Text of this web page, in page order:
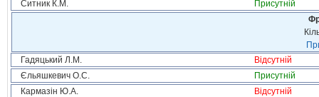
Ситник К.М.
Присутній
Гадяцький Л.М.
Відсутній
Єльяшкевич О.С.
Присутній
Кармазін Ю.А.
Відсутній